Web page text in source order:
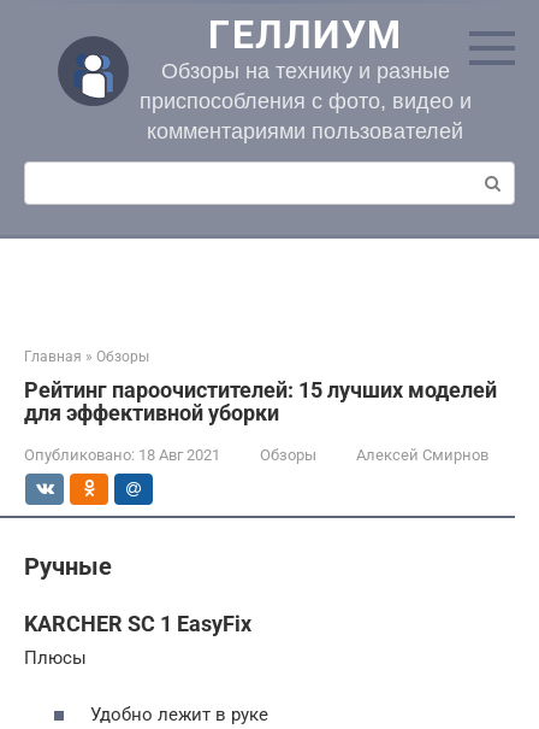
контенту
ГЕЛЛИУМ
Обзоры на технику и разные
приспособления с фото, видео и
комментариями пользователей
Поиск:
Главная » Обзоры
Рейтинг пароочистителей: 15 лучших моделей
для эффективной уборки
Опубликовано: 18 Авг 2021 Обзоры Алексей Смирнов
Ручные
KARCHER SC 1 EasyFix
Плюсы
Удобно лежит в руке